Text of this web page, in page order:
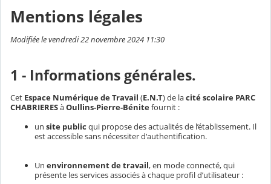
Mentions légales
Modifiée le vendredi 22 novembre 2024 11:30
1 - Informations générales.
Cet Espace Numérique de Travail (E.N.T) de lacité scolaire PARC
CHABRIERESàOullins-Pierre-Bénitefournit :
un site public qui propose des actualités de l’établissement. Il
est accessible sans nécessiter d'authentification.
Un environnement de travail, en mode connecté, qui
présente les services associés à chaque profil d’utilisateur :